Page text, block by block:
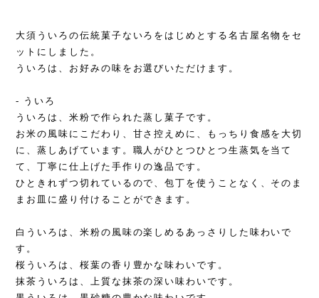
大須ういろの伝統菓子ないろをはじめとする名古屋名物をセ
ットにしました。
ういろは、お好みの味をお選びいただけます。
‐ ういろ
ういろは、米粉で作られた蒸し菓子です。
お米の風味にこだわり、甘さ控えめに、もっちり食感を大切
に、蒸しあげています。職人がひとつひとつ生蒸気を当て
て、丁寧に仕上げた手作りの逸品です。
ひときれずつ切れているので、包丁を使うことなく、そのま
まお皿に盛り付けることができます。
白ういろは、米粉の風味の楽しめるあっさりした味わいで
す。
桜ういろは、桜葉の香り豊かな味わいです。
抹茶ういろは、上質な抹茶の深い味わいです。